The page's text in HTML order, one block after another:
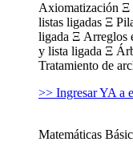
Axiomatización Ξ
listas ligadas Ξ
ligada Ξ Arreglos
y lista ligada Ξ
Tratamiento de
>> Ingresar YA a
Matemáticas